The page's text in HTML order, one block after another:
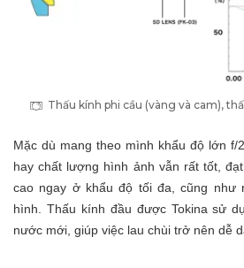
Thấu kính phi cầu (vàng và cam),
Mặc dù mang theo mình khẩu độ lớn f/
hay chất lượng hình ảnh vẫn rất tốt,
cao ngay ở khẩu độ tối đa, cũng như
hình. Thấu kính đầu được Tokina sử
nước mới, giúp việc lau chùi trở nên dễ